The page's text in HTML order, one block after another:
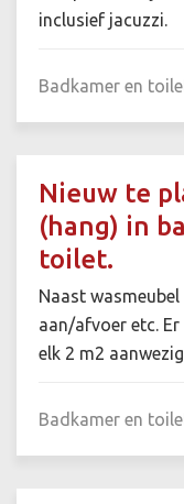
inclusief jacuzzi.
Badkamer en
Nieuw te
(hang) in
toilet.
Naast
aan/afvoer etc.
elk 2 m2
Badkamer en